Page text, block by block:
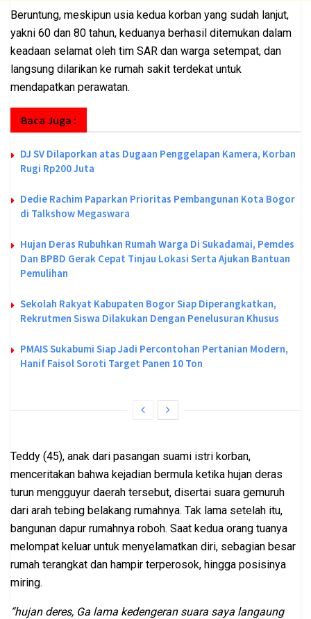
Beruntung, meskipun usia kedua korban yang sudah lanjut,
yakni 60 dan 80 tahun, keduanya berhasil ditemukan dalam
keadaan selamat oleh tim SAR dan warga setempat, dan
langsung dilarikan ke rumah sakit terdekat untuk
mendapatkan perawatan.
Baca Juga :
DJ SV Dilaporkan atas Dugaan Penggelapan Kamera, Korban
Rugi Rp200 Juta
Dedie Rachim Paparkan Prioritas Pembangunan Kota Bogor
di Talkshow Megaswara
Hujan Deras Rubuhkan Rumah Warga Di Sukadamai, Pemdes
Dan BPBD Gerak Cepat Tinjau Lokasi Serta Ajukan Bantuan
Pemulihan
Sekolah Rakyat Kabupaten Bogor Siap Diperangkatkan,
Rekrutmen Siswa Dilakukan Dengan Penelusuran Khusus
PMAIS Sukabumi Siap Jadi Percontohan Pertanian Modern,
Hanif Faisol Soroti Target Panen 10 Ton
Teddy (45), anak dari pasangan suami istri korban,
menceritakan bahwa kejadian bermula ketika hujan deras
turun mengguyur daerah tersebut, disertai suara gemuruh
dari arah tebing belakang rumahnya. Tak lama setelah itu,
bangunan dapur rumahnya roboh. Saat kedua orang tuanya
melompat keluar untuk menyelamatkan diri, sebagian besar
rumah terangkat dan hampir terperosok, hingga posisinya
miring.
“hujan deres, Ga lama kedengeran suara saya langaung